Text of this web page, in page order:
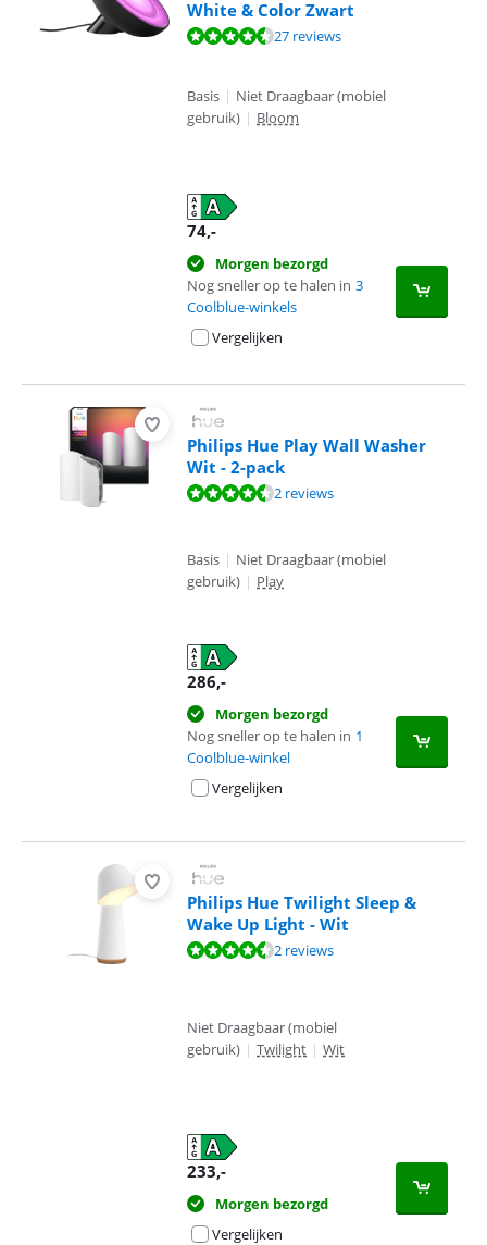
White & Color Zwart
Beoordeling is 9,1 van de 10, gebaseerd op 27 reviews.
27 reviews
Basis | Niet Draagbaar (mobiel
gebruik) | Bloom
74,-
Morgen bezorgd
Nog sneller op te halen in 3
Coolblue-winkels
Vergelijken
Philips Hue Play Wall Washer
Wit - 2-pack
Beoordeling is 9,0 van de 10, gebaseerd op 2 reviews.
2 reviews
Basis | Niet Draagbaar (mobiel
gebruik) | Play
286,-
Morgen bezorgd
Nog sneller op te halen in 1
Coolblue-winkel
Vergelijken
Philips Hue Twilight Sleep &
Wake Up Light - Wit
Beoordeling is 9,3 van de 10, gebaseerd op 2 reviews.
2 reviews
Niet Draagbaar (mobiel
gebruik) | Twilight | Wit
233,-
Morgen bezorgd
Vergelijken